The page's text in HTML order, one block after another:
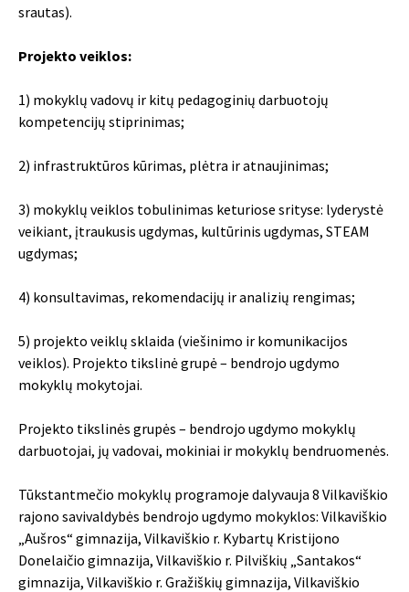
srautas).
Projekto veiklos:
1) mokyklų vadovų ir kitų pedagoginių darbuotojų
kompetencijų stiprinimas;
2) infrastruktūros kūrimas, plėtra ir atnaujinimas;
3) mokyklų veiklos tobulinimas keturiose srityse: lyderystė
veikiant, įtraukusis ugdymas, kultūrinis ugdymas, STEAM
ugdymas;
4) konsultavimas, rekomendacijų ir analizių rengimas;
5) projekto veiklų sklaida (viešinimo ir komunikacijos
veiklos). Projekto tikslinė grupė – bendrojo ugdymo
mokyklų mokytojai.
Projekto tikslinės grupės – bendrojo ugdymo mokyklų
darbuotojai, jų vadovai, mokiniai ir mokyklų bendruomenės.
Tūkstantmečio mokyklų programoje dalyvauja 8 Vilkaviškio
rajono savivaldybės bendrojo ugdymo mokyklos: Vilkaviškio
„Aušros“ gimnazija, Vilkaviškio r. Kybartų Kristijono
Donelaičio gimnazija, Vilkaviškio r. Pilviškių „Santakos“
gimnazija, Vilkaviškio r. Gražiškių gimnazija, Vilkaviškio